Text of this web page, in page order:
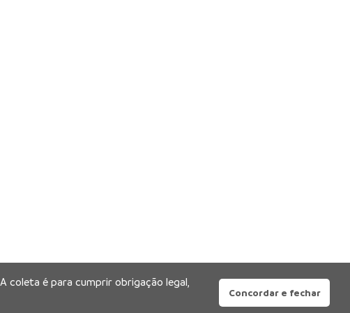
coleta é para cumprir obrigação legal,
Concordar e fechar